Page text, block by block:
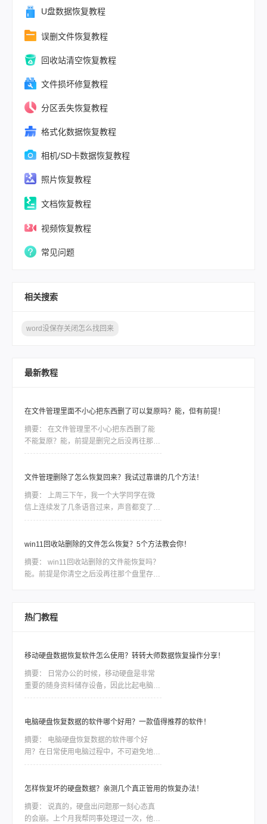
U盘数据恢复教程
误删文件恢复教程
回收站清空恢复教程
文件损坏修复教程
分区丢失恢复教程
格式化数据恢复教程
相机/SD卡数据恢复教程
照片恢复教程
文档恢复教程
视频恢复教程
常见问题
相关搜索
word没保存关闭怎么找回来
最新教程
在文件管理里面不小心把东西删了可以复原吗？能，但有前提！
摘要：
不能复原？能，前提是删完之后没再往那个
盘里存过新东西。文件删除只是把磁盘空间
还在。这个前提直接决定了你能不能救回
事阿杰电话里声音都有点抖——他老婆在文
件管理器里整理旅行照片，手一滑把整个文
文件管理删除了怎么恢复回来？我试过靠谱的几个方法！
摘要：
信上连续发了几条语音过来，声音都变了，
她说“完了完了，我把部门半年的项目资料
我当时问她第一句话就是：“你后来又往那
及。我说那先别慌，有救。后来她按着我给
的方法把文件找回来了，整个过程大概一个
win11回收站删除的文件怎么恢复？5个方法教会你！
摘要：
能。前提是你清空之后没再往那个盘里存过
据覆盖，就能找回来。每往这个盘多写一次
热门教程
移动硬盘数据恢复软件怎么使用？转转大师数据恢复操作分享！
摘要：
重要的随身资料储存设备，因此比起电脑本
地的硬盘，移动硬盘更加容易出现数据丢
备份，那么造成的损失将是难以估量的，因
常大，今天我们就针对转转数据恢复大师数
据恢复这款软件，讲讲如何利用工具恢复丢
电脑硬盘恢复数据的软件哪个好用？一款值得推荐的软件！
摘要：
用？在日常使用电脑过程中，不可避免地会
遇到电脑硬盘数据丢失或损坏的情况。无论
们都面临着一种紧迫感，需要尽快找到一款
而，市面上各种各样的电脑硬盘恢复软件让
怎样恢复坏的硬盘数据？亲测几个真正管用的恢复办法！
摘要：
的会崩。上个月我帮同事处理过一次，他那